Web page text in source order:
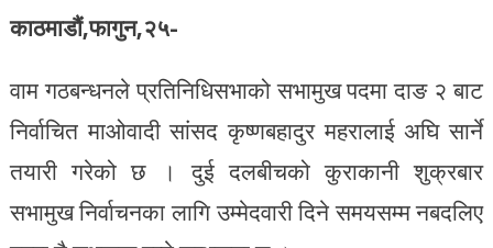
काठमाडौं,फागुन,२५-
वाम गठबन्धनले प्रतिनिधिसभाको सभामुख पदमा दाङ २ बाट
निर्वाचित माओवादी सांसद कृष्णबहादुर महरालाई अघि सार्ने
तयारी गरेको छ । दुई दलबीचको कुराकानी शुक्रबार
सभामुख निर्वाचनका लागि उम्मेदवारी दिने समयसम्म नबदलिए